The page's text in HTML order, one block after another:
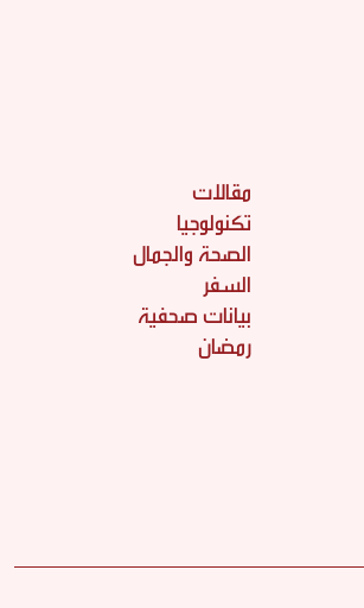
مقالات
تكنولوجيا
الصحة والجمال
السفر
بيانات صحفية
رمضان